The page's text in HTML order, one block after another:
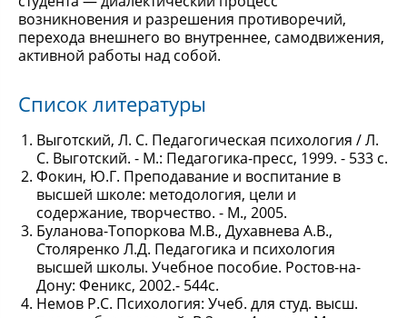
возникновения и разрешения противоречий,
перехода внешнего во внутреннее, самодвижения,
активной работы над собой.
Список литературы
Выготский, Л. С. Педагогическая психология / Л.
С. Выготский. - М.: Педагогика-пресс, 1999. - 533 с.
Фокин, Ю.Г. Преподавание и воспитание в
высшей школе: методология, цели и
содержание, творчество. - М., 2005.
Буланова-Топоркова М.В., Духавнева А.В.,
Столяренко Л.Д. Педагогика и психология
высшей школы. Учебное пособие. Ростов-на-
Дону: Феникс, 2002.- 544с.
Немов Р.С. Психология: Учеб. для студ. высш.